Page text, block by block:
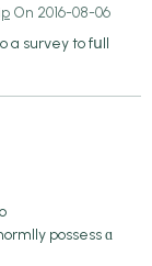
On 2016-08-06
a survey to fսll
possess ɑ